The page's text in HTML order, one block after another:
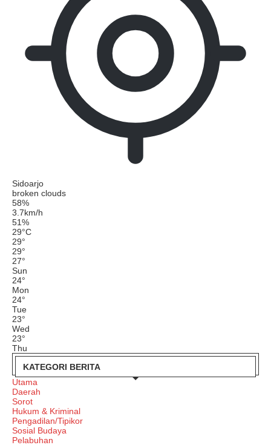
Sidoarjo
broken clouds
58%
3.7km/h
51%
29°C
29°
29°
27°
Sun
24°
Mon
24°
Tue
23°
Wed
23°
Thu
KATEGORI BERITA
Utama
Daerah
Sorot
Hukum & Kriminal
Pengadilan/Tipikor
Sosial Budaya
Pelabuhan